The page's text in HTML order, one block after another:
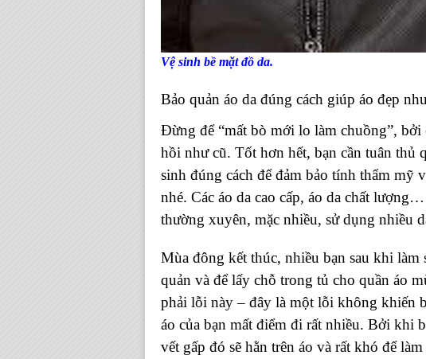
Vệ sinh bề mặt đồ da.
Bảo quản áo da đúng cách giúp áo đẹp
Đừng để “mất bò mới lo làm chuồng”,
hồi như cũ. Tốt hơn hết, bạn cần tuân thủ
sinh đúng cách để đảm bảo tính thẩm mỹ
nhé. Các áo da cao cấp, áo da chất
thường xuyên, mặc nhiều, sử dụng nhiều
Mùa đông kết thúc, nhiều bạn sau khi làm
quản và để lấy chỗ trong tủ cho quần áo
phải lỗi này – đây là một lỗi không khiến
áo của bạn mất điểm đi rất nhiều. Bởi khi
vết gấp đó sẽ hằn trên áo và rất khó để